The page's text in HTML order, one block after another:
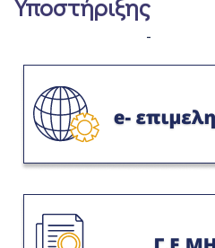
Υποστήριξης
-